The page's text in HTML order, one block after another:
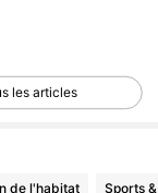
les articles
de l'habitat Sports